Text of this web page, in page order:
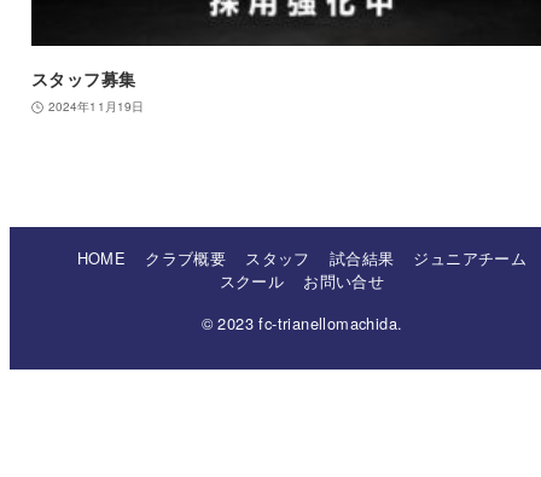
スタッフ募集
2024年11月19日
HOME クラブ概要 スタッフ 試合結果
ジュニアチーム
スクール
お問い合せ
© 2023 fc-trianellomachida.